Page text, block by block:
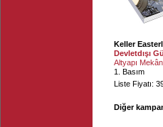
Keller
Devletdışı
Altyapı
1. Basım
Liste Fiyatı:
Diğer